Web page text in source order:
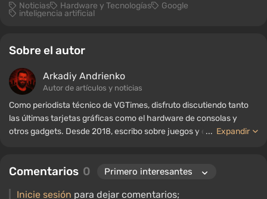
Noticias Hardware y Tecnologías Google
inteligencia artificial
Sobre el autor
Arkadiy Andrienko
Autor de artículos y noticias
Como periodista técnico de VGTimes, disfruto discutiendo tanto
las últimas tarjetas gráficas como el hardware de consolas y
otros gadgets. Desde 2018, escribo sobre juegos y equipos; mi
audio, y mi amor por la electrónica me ha llevado a estudiar el
... Expandir
Comentarios 0
Inicie sesión para dejar comentarios;